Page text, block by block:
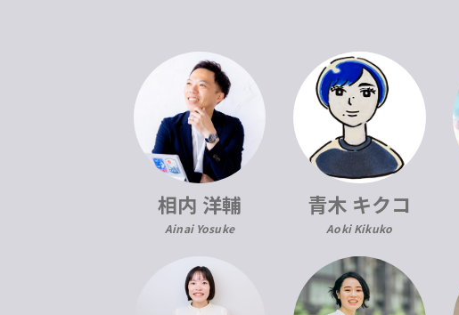
相内 洋輔
Ainai Yosuke
青木 キクコ
Aoki Kikuko